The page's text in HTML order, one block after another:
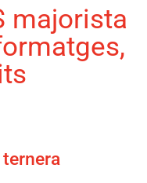
majorista